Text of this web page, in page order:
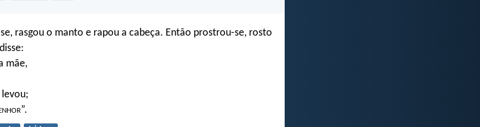
rasgou o manto e rapou a cabeça. Então prostrou-se, rosto
mãe,
”.